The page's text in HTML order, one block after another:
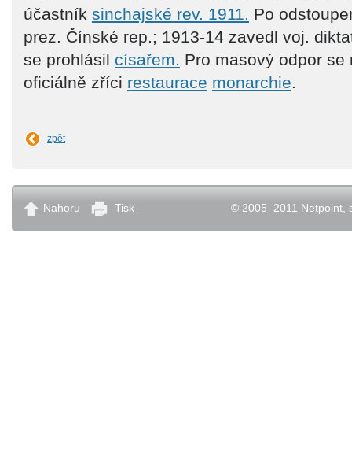
účastník sinchajské rev. 1911. Po
prez. Čínské rep.; 1913-14 zavedl voj.
se prohlásil císařem. Pro masový odpor se
oficiálně zříci restaurace monarchie.
zpět
© 2005–2011 Netpoint,
Nahoru Tisk